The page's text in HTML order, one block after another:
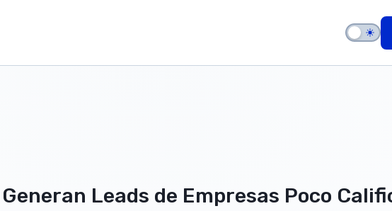
Leads de Empresas Poco